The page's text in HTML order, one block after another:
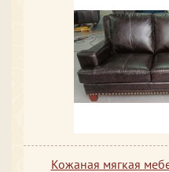
Кожаная мягкая